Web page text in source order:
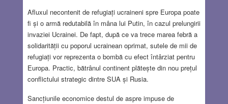
Afluxul necontenit de refugiați ucraineni spre Europa poate
fi și o armă redutabilă în mâna lui Putin, în cazul prelungirii
invaziei Ucrainei. De fapt, după ce va trece marea febră a
solidarității cu poporul ucrainean oprimat, sutele de mii de
refugiați vor reprezenta o bombă cu efect întârziat pentru
Europa. Practic, bătrânul continent plătește din nou prețul
conflictului strategic dintre SUA și Rusia.
Sancțiunile economice destul de aspre impuse de